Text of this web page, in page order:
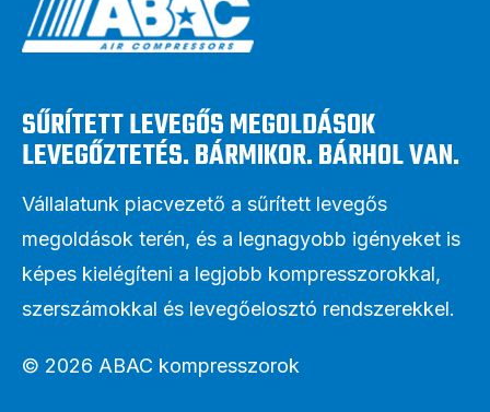
SŰRÍTETT LEVEGŐS MEGOLDÁSOK
LEVEGŐZTETÉS. BÁRMIKOR. BÁRHOL VAN.
Vállalatunk piacvezető a sűrített levegős
megoldások terén, és a legnagyobb igényeket is
képes kielégíteni a legjobb kompresszorokkal,
szerszámokkal és levegőelosztó rendszerekkel.
© 2026 ABAC kompresszorok